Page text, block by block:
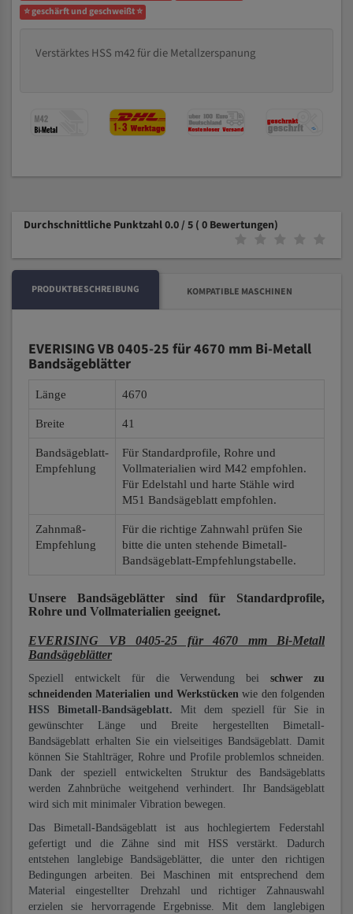
⭐ geschärft und geschweißt ⭐
Verstärktes HSS m42 für die Metallzerspanung
Durchschnittliche Punktzahl 0.0 / 5 ( 0 Bewertungen)
PRODUKTBESCHREIBUNG KOMPATIBLE MASCHINEN
EVERISING VB 0405-25 für 4670 mm Bi-Metall
Bandsägeblätter
Länge 4670
Breite 41
Bandsägeblatt-
Empfehlung
Für Standardprofile, Rohre und
Vollmaterialien wird M42 empfohlen.
Für Edelstahl und harte Stähle wird
M51 Bandsägeblatt empfohlen.
Zahnmaß-
Empfehlung
Für die richtige Zahnwahl prüfen Sie
bitte die unten stehende Bimetall-
Bandsägeblatt-Empfehlungstabelle.
Unsere Bandsägeblätter sind für Standardprofile,
Rohre und Vollmaterialien geeignet.
EVERISING VB 0405-25 für 4670 mm Bi-Metall
Bandsägeblätter
Speziell entwickelt für die Verwendung beischwer zu
schneidenden Materialien und Werkstücken wie den folgenden
HSS Bimetall-Bandsägeblatt. Mit dem speziell für Sie in
gewünschter Länge und Breite hergestellten Bimetall-
Bandsägeblatt erhalten Sie ein vielseitiges Bandsägeblatt. Damit
können Sie Stahlträger, Rohre und Profile problemlos schneiden.
Dank der speziell entwickelten Struktur des Bandsägeblatts
werden Zahnbrüche weitgehend verhindert. Ihr Bandsägeblatt
wird sich mit minimaler Vibration bewegen.
Das Bimetall-Bandsägeblatt ist aus hochlegiertem Federstahl
gefertigt und die Zähne sind mit HSS verstärkt. Dadurch
entstehen langlebige Bandsägeblätter, die unter den richtigen
Bedingungen arbeiten. Bei Maschinen mit entsprechend dem
Material eingestellter Drehzahl und richtiger Zahnauswahl
erzielen sie hervorragende Ergebnisse. Mit dem langlebigen